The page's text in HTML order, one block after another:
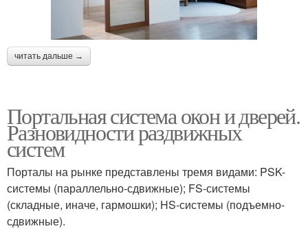
читать дальше →
Портальная система окон и дверей.
Разновидности раздвижных
систем
Порталы на рынке представлены тремя видами: PSK-
системы (параллельно-сдвижные); FS-системы
(складные, иначе, гармошки); HS-системы (подъемно-
сдвижные).